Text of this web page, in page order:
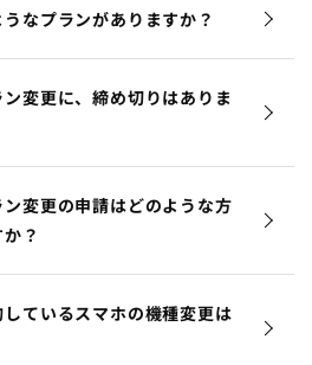
なプランがありますか？
変更に、締め切りはありま
変更の申請はどのような方
？
ているスマホの機種変更は